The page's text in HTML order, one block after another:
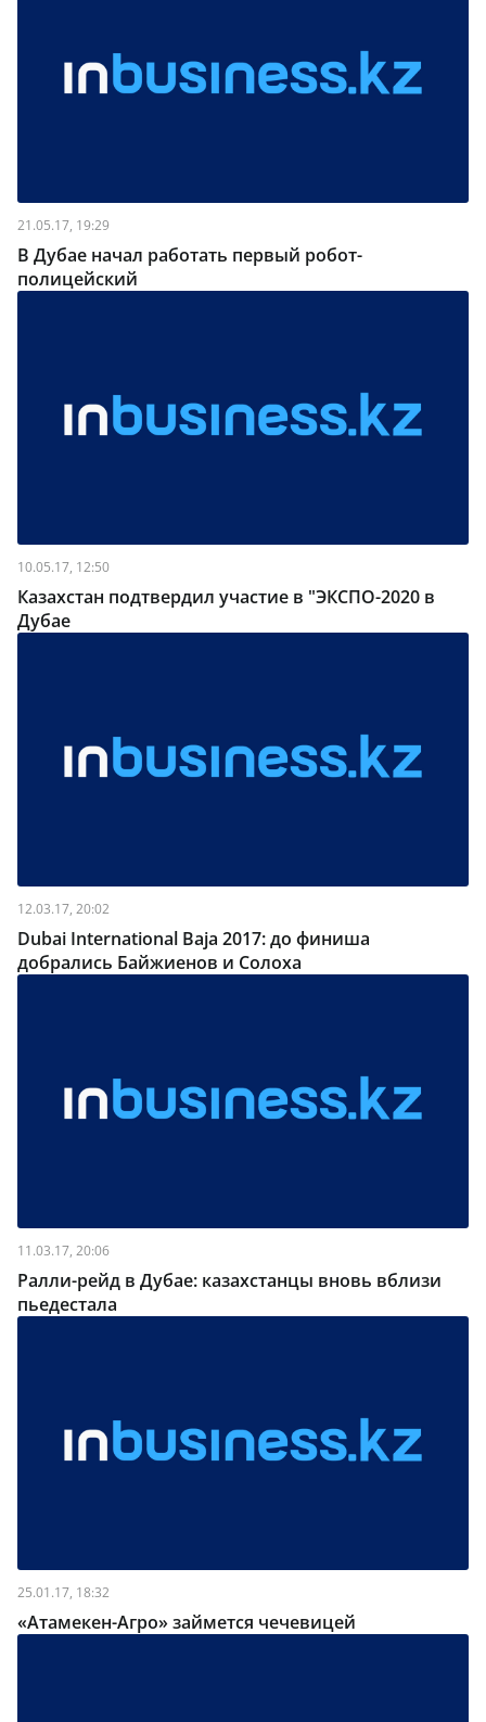
21.05.17, 19:29
В Дубае начал работать первый робот-
полицейский
10.05.17, 12:50
Казахстан подтвердил участие в "ЭКСПО-2020 в
Дубае
12.03.17, 20:02
Dubai International Baja 2017: до финиша
добрались Байжиенов и Солоха
11.03.17, 20:06
Ралли-рейд в Дубае: казахстанцы вновь вблизи
пьедестала
25.01.17, 18:32
«Атамекен-Агро» займется чечевицей